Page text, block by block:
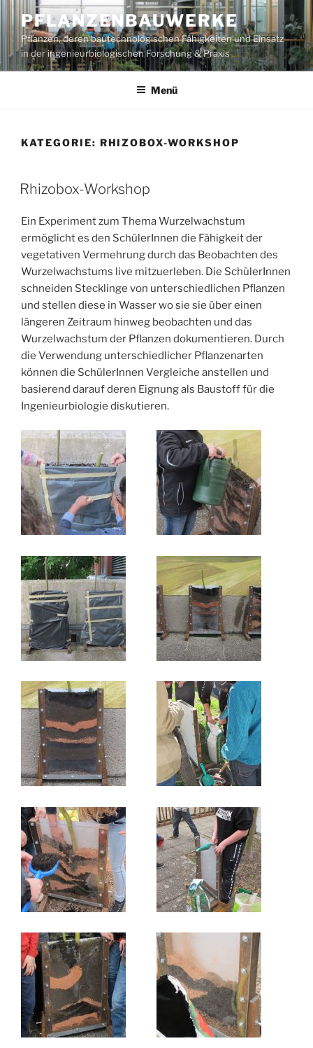
Zum
Inhalt
springen
PFLANZENBAUWERKE
Pflanzen, deren bautechnologischen Fähigkeiten und Einsatz
in der ingenieurbiologischen Forschung & Praxis
Menü
KATEGORIE: RHIZOBOX-WORKSHOP
VERÖFFENTLICHT
AM
Rhizobox-Workshop
Ein Experiment zum Thema Wurzelwachstum
ermöglicht es den SchülerInnen die Fähigkeit der
vegetativen Vermehrung durch das Beobachten des
Wurzelwachstums live mitzuerleben. Die SchülerInnen
schneiden Stecklinge von unterschiedlichen Pflanzen
und stellen diese in Wasser wo sie sie über einen
längeren Zeitraum hinweg beobachten und das
Wurzelwachstum der Pflanzen dokumentieren. Durch
die Verwendung unterschiedlicher Pflanzenarten
können die SchülerInnen Vergleiche anstellen und
basierend darauf deren Eignung als Baustoff für die
Ingenieurbiologie diskutieren.